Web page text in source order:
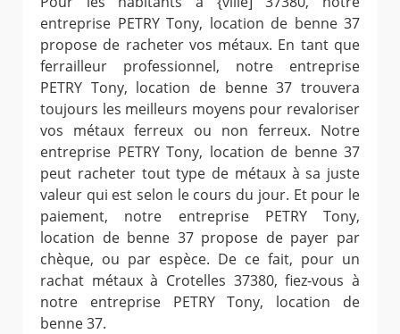
entreprise PETRY Tony, location de benne 37
propose de racheter vos métaux. En tant que
ferrailleur professionnel, notre entreprise
PETRY Tony, location de benne 37 trouvera
toujours les meilleurs moyens pour revaloriser
vos métaux ferreux ou non ferreux. Notre
entreprise PETRY Tony, location de benne 37
peut racheter tout type de métaux à sa juste
valeur qui est selon le cours du jour. Et pour le
paiement, notre entreprise PETRY Tony,
location de benne 37 propose de payer par
chèque, ou par espèce. De ce fait, pour un
rachat métaux à Crotelles 37380, fiez-vous à
notre entreprise PETRY Tony, location de
benne 37.